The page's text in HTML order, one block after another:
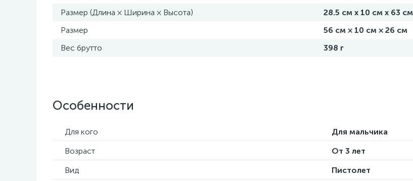
Размер (Длина × Ширина × Высота)
28.5 см х 10 см х 63 см
Размер
56 см × 10 см × 26 см
Вес брутто
398 г
Особенности
Для кого
Для мальчика
Возраст
От 3 лет
Вид
Пистолет